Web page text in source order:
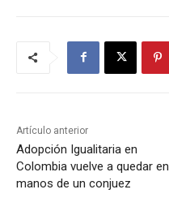
Artículo anterior
Adopción Igualitaria en
Colombia vuelve a quedar en
manos de un conjuez